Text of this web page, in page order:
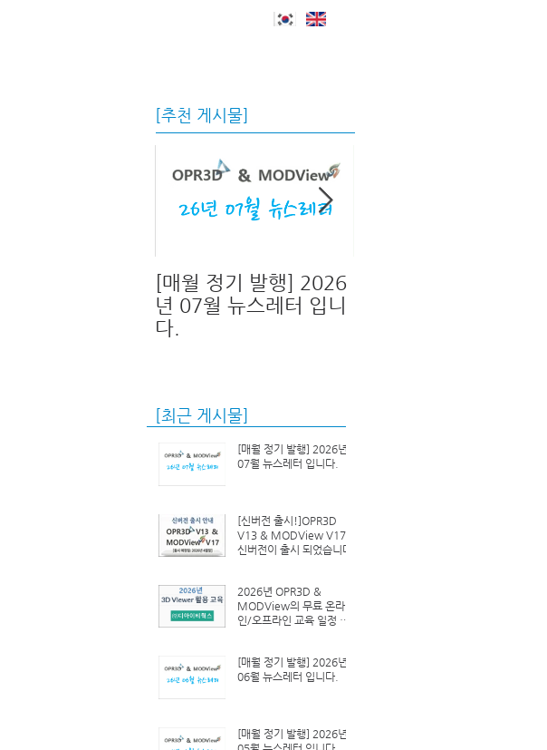
[추천 게시물]
[매월 정기 발행] 2026
년 07월 뉴스레터 입니
다.
[최근 게시물]
[매월 정기 발행] 2026년
07월 뉴스레터 입니다.
[신버전 출시!]OPR3D
V13 & MODView V17
신버전이 출시 되었습니다.
2026년 OPR3D &
MODView의 무료 온라
인/오프라인 교육 일정 안
[매월 정기 발행] 2026년
06월 뉴스레터 입니다.
[매월 정기 발행] 2026년